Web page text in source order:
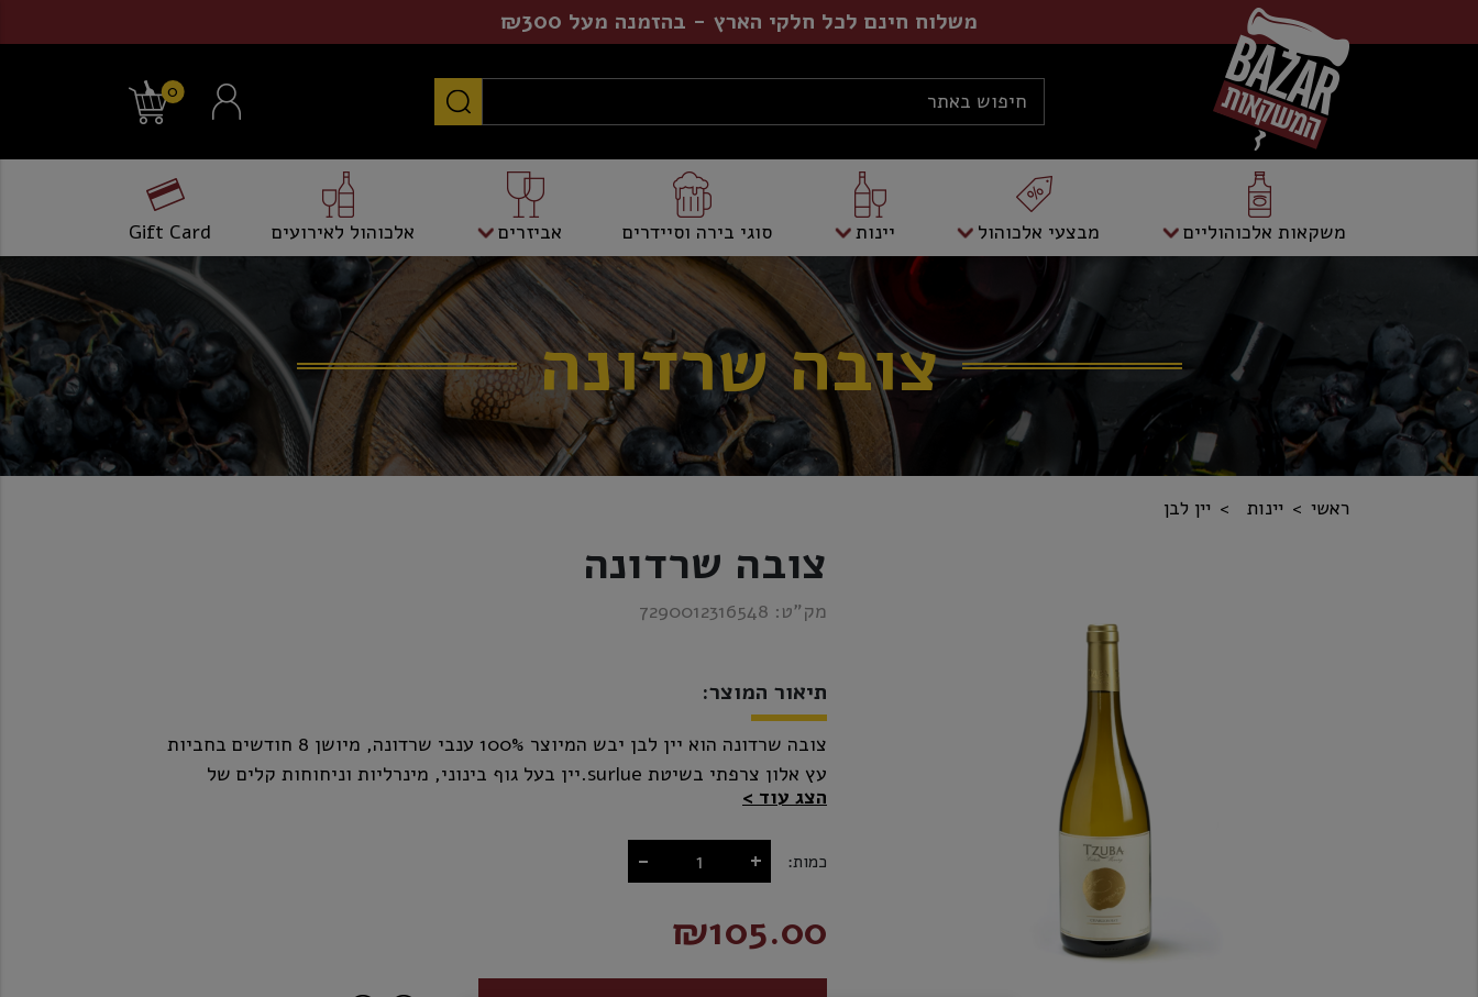
משלוח חינם לכל חלקי הארץ - בהזמנה מעל ₪300
0
משקאות אלכוהוליים מבצעי אלכוהול יינות סוגי בירה וסיידרים אביזרים אלכוהול לאירועים Gift Card
צובה שרדונה
ראשי יינות יין לבן
צובה שרדונה
מק”ט: 7290012316548
תיאור המוצר:
צובה שרדונה הוא יין לבן יבש המיוצר 100% ענבי שרדונה, מיושן 8 חודשים בחביות
עץ אלון צרפתי בשיטת surlue.יין בעל גוף בינוני, מינרליות וניחוחות קלים של
פירות הדר.
הצג עוד
כמות: - +
₪105.00